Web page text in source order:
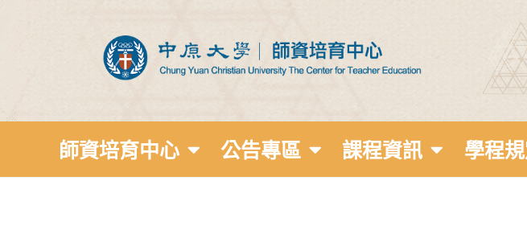
師資培育中心 公告專區 課程資訊 學程